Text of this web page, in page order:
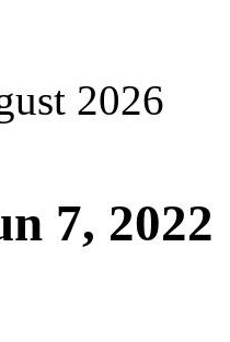
2026
7, 2022